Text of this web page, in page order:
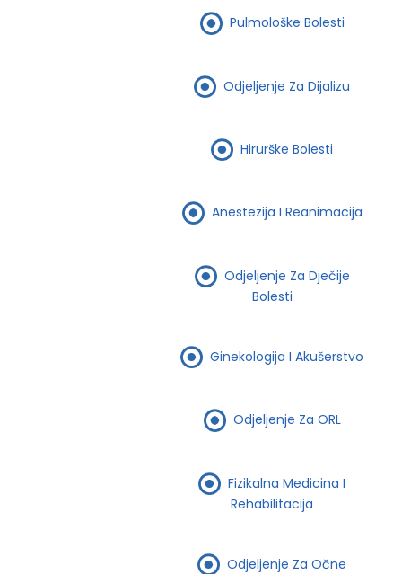
Pulmološke Bolesti
Odjeljenje Za Dijalizu
Hirurške Bolesti
Anestezija I Reanimacija
Odjeljenje Za Dječije
Bolesti
Ginekologija I Akušerstvo
Odjeljenje Za ORL
Fizikalna Medicina I
Rehabilitacija
Odjeljenje Za Očne